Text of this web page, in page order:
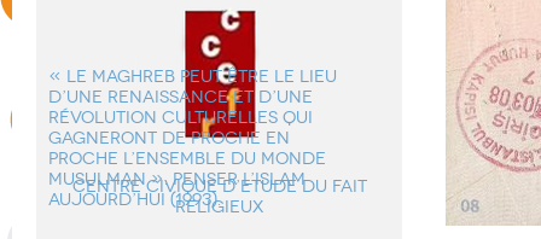
« LE MAGHREB PEUT ÊTRE LE LIEU
D’UNE RENAISSANCE ET D’UNE
RÉVOLUTION CULTURELLES QUI
GAGNERONT DE PROCHE EN
PROCHE L’ENSEMBLE DU MONDE
MUSULMAN ». PENSER L’ISLAM
AUJOURD’HUI (1993).
Centre Civique d’Etude du Fait
Religieux